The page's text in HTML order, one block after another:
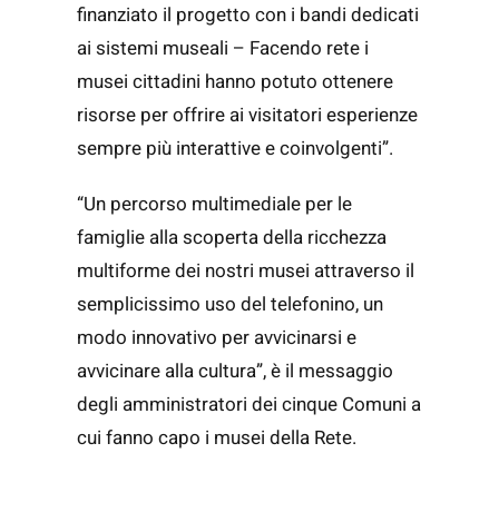
finanziato il progetto con i bandi dedicati
ai sistemi museali – Facendo rete i
musei cittadini hanno potuto ottenere
risorse per offrire ai visitatori esperienze
sempre più interattive e coinvolgenti”.
“Un percorso multimediale per le
famiglie alla scoperta della ricchezza
multiforme dei nostri musei attraverso il
semplicissimo uso del telefonino, un
modo innovativo per avvicinarsi e
avvicinare alla cultura”, è il messaggio
degli amministratori dei cinque Comuni a
cui fanno capo i musei della Rete.